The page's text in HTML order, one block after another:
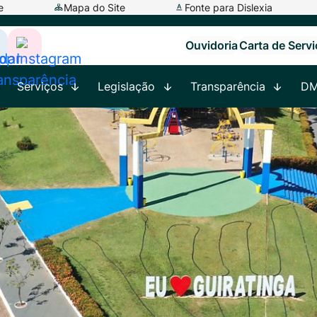
Mapa do Site Fonte para Dislexia
Acessar
a
Rede
Social
Instagram
OuvidoriaCarta de
Serviços Legislação Transparência